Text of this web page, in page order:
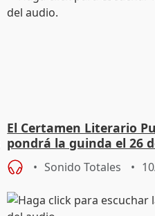
El Certamen Literario
pondrá la guinda el 26
Sonido Totales